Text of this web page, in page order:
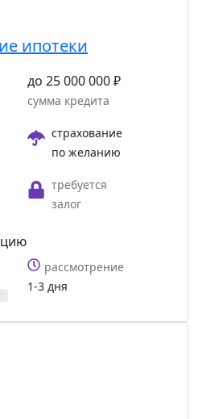
ипотеки
до 25 000 000 ₽
сумма кредита
страхование
по желанию
требуется
залог
рассмотрение
1-3 дня